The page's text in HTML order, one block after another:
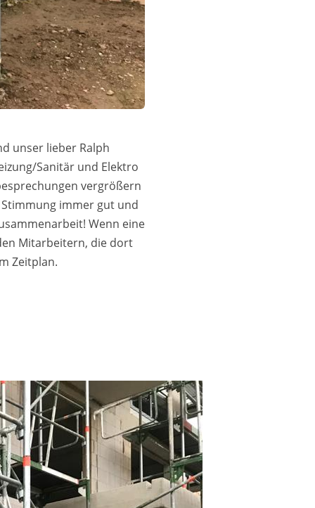
unser lieber Ralph
Sanitär und Elektro
vergrößern
immer gut und
Wenn eine
Mitarbeitern, die dort
Zeitplan.